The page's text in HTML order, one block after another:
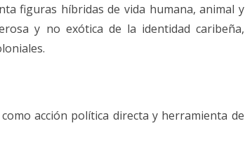
figuras híbridas de vida humana, animal y
y no exótica de la identidad caribeña,
acción política directa y herramienta de